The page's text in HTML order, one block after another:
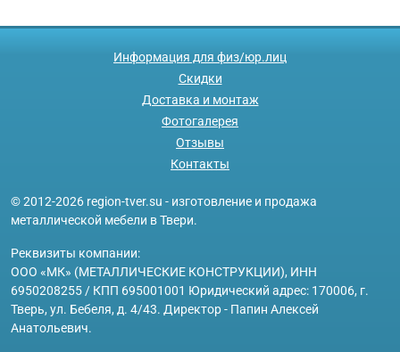
Информация для физ/юр.лиц
Скидки
Доставка и монтаж
Фотогалерея
Отзывы
Контакты
© 2012-2026 region-tver.su - изготовление и продажа
металлической мебели в Твери.
Реквизиты компании:
ООО «МК» (МЕТАЛЛИЧЕСКИЕ КОНСТРУКЦИИ), ИНН
6950208255 / КПП 695001001 Юридический адрес: 170006, г.
Тверь, ул. Бебеля, д. 4/43. Директор - Папин Алексей
Анатольевич.